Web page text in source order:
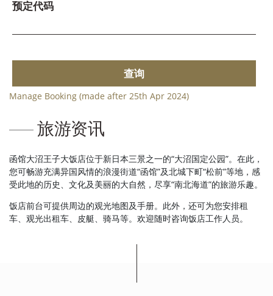
预定代码
查询
Manage Booking (made after 25th Apr 2024)
旅游资讯
函馆大沼王子大饭店位于新日本三景之一的“大沼国定公园”。在此，
您可畅游充满异国风情的浪漫街道“函馆”及北城下町“松前”等地，感
受此地的历史、文化及美丽的大自然，尽享“南北海道”的旅游乐趣。
饭店前台可提供周边的观光地图及手册。此外，还可为您安排租
车、观光出租车、皮艇、骑马等。欢迎随时咨询饭店工作人员。